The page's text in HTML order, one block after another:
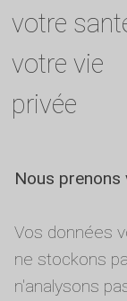
votre
votre vie
privée
Nous prenons
Vos données
ne stockons
n'analysons